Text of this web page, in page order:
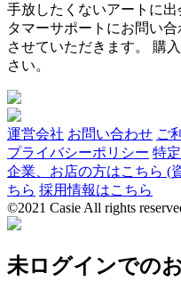
手放したくないアートに
タマーサポートにお問い
させていただきます。 購
さい。
運営会社 お問い合わせ ご
プライバシーポリシー 特
企業、お店の方はこちら (
ちら 採用情報はこちら
©2021 Casie All rights
未ログインでの